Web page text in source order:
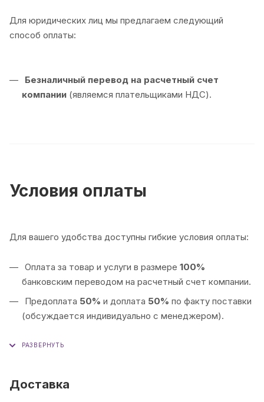
Для юридических лиц мы предлагаем следующий
способ оплаты:
Безналичный перевод на расчетный счет
компании (являемся плательщиками НДС).
Условия оплаты
Для вашего удобства доступны гибкие условия оплаты:
Оплата за товар и услуги в размере 100%
банковским переводом на расчетный счет компании.
Предоплата 50% и доплата 50% по факту поставки
(обсуждается индивидуально с менеджером).
(обсуждается индивидуально с менеджером).
менеджера).
Доставка